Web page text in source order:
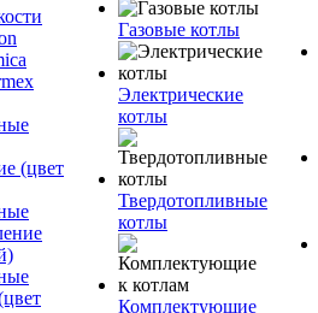
(цвет
Газовые котлы
Электрические
котлы
Твердотопливные
котлы
Комплектующие